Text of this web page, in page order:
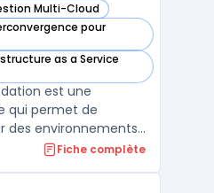
Multi-Clouddans cette catégorie
pour
dans cette catégorie
as a Service
dans cette catégorie
est une
qui permet de
des environnements
Elle offre une
Fiche complète